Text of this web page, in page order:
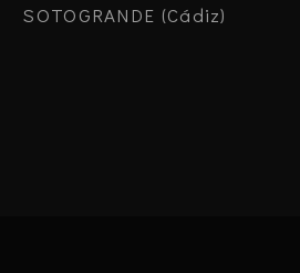
SOTOGRANDE (Cádiz)